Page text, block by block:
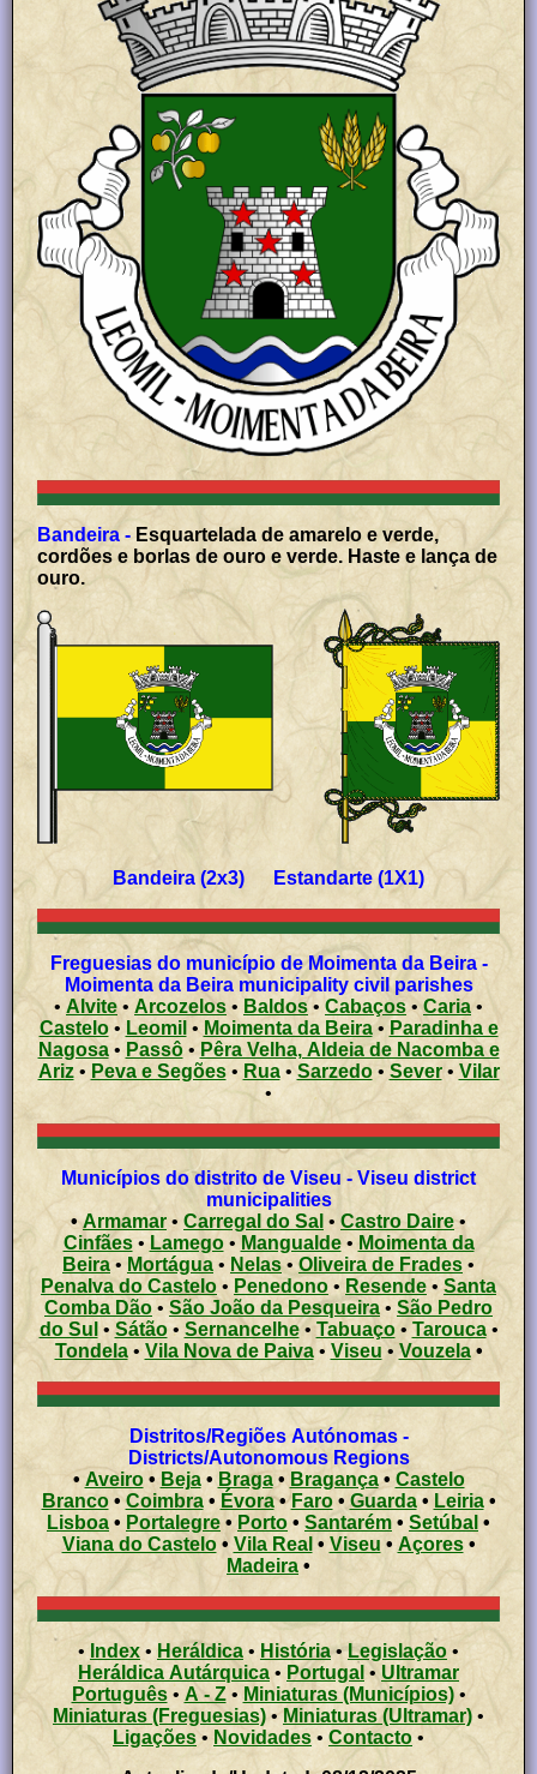
Bandeira - Esquartelada de amarelo e verde,
cordões e borlas de ouro e verde. Haste e lança de
ouro.
Bandeira (2x3) Estandarte (1X1)
Freguesias do município de Moimenta da Beira -
Moimenta da Beira municipality civil parishes
• Alvite • Arcozelos • Baldos • Cabaços •Caria •
Castelo• Leomil • Moimenta da Beira• Paradinha e
Nagosa• Passô• Pêra Velha, Aldeia de Nacomba e
Ariz• Peva e Segões• Rua•Sarzedo• Sever• Vilar
•
Municípios do distrito de Viseu - Viseu district
municipalities
• Armamar • Carregal do Sal • Castro Daire•
Cinfães• Lamego• Mangualde• Moimenta da
Beira • Mortágua • Nelas• Oliveira de Frades •
Penalva do Castelo • Penedono • Resende •Santa
Comba Dão• São João da Pesqueira • São Pedro
do Sul • Sátão• Sernancelhe•Tabuaço• Tarouca•
Tondela•Vila Nova de Paiva• Viseu •Vouzela •
Distritos/Regiões Autónomas -
Districts/Autonomous Regions
• Aveiro• Beja• Braga• Bragança• Castelo
Branco•Coimbra• Évora•Faro• Guarda• Leiria•
Lisboa • Portalegre • Porto • Santarém • Setúbal •
Viana do Castelo•Vila Real • Viseu • Açores •
Madeira •
• Index •Heráldica • História •Legislação •
Heráldica Autárquica • Portugal • Ultramar
Português• A - Z• Miniaturas (Municípios)•
Miniaturas (Freguesias) •Miniaturas (Ultramar) •
Ligações• Novidades• Contacto •